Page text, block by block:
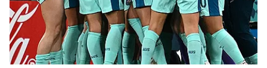
Kirolak 360
Atletismo